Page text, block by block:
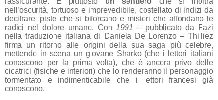
nell’oscurità, tortuoso e imprevedibile, costellato di indizi da
decifrare, piste che si biforcano e misteri che affondano le
radici nel dolore umano. Con 1991 – pubblicato da Fazi
nella traduzione italiana di Daniela De Lorenzo – Thilliez
firma un ritorno alle origini della sua saga più celebre,
mettendo in scena un giovane Sharko (che i lettori italiani
conoscono per la prima volta), che è ancora privo delle
cicatrici (fisiche e interiori) che lo renderanno il personaggio
tormentato e indimenticabile che i lettori francesi già
conoscono.